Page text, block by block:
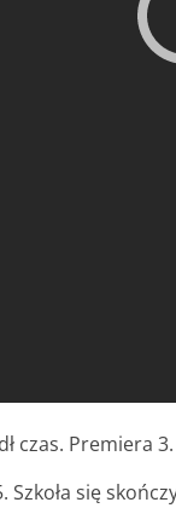
czas. Premiera
Szkoła się